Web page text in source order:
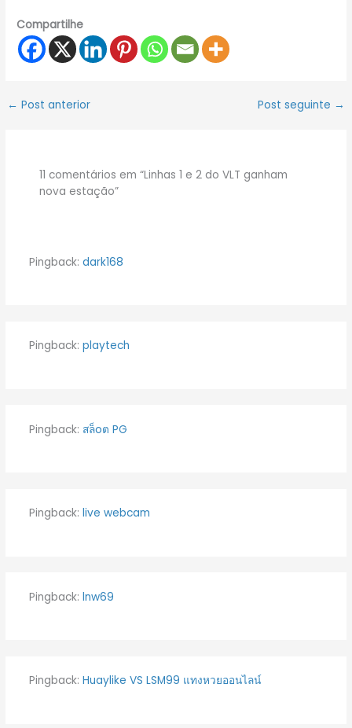
Compartilhe
← Post anterior Post seguinte →
11 comentários em “Linhas 1 e 2 do VLT ganham
nova estação”
Pingback: dark168
Pingback: playtech
Pingback: สล็oต PG
Pingback: live webcam
Pingback: lnw69
Pingback: Huaylike VS LSM99 แทงหวยออนไลน์